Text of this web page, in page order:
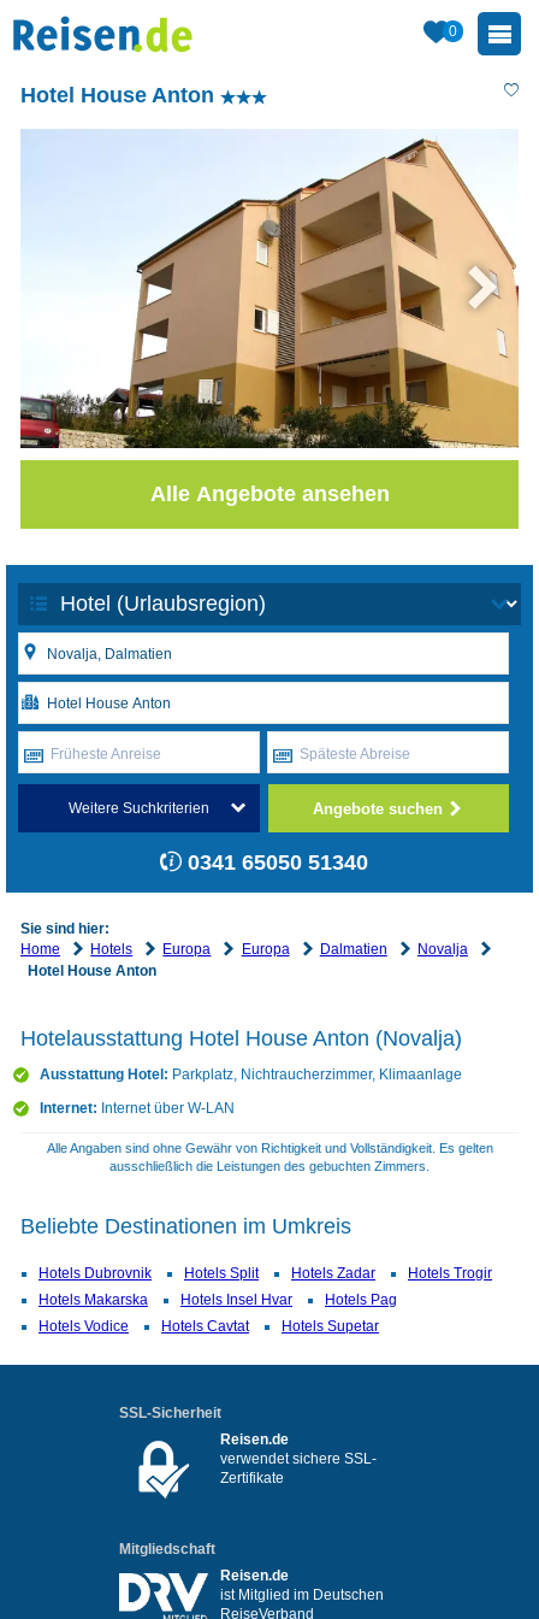
0
Hotel House Anton
Alle Angebote ansehen
Früheste Anreise Späteste Abreise
Weitere Suchkriterien Angebote suchen
0341 65050 51340
Sie sind hier:
Home
Hotels Europa Europa Dalmatien
Novalja
Hotel House Anton
Hotelausstattung Hotel House Anton (Novalja)
Ausstattung Hotel: Parkplatz, Nichtraucherzimmer, Klimaanlage
Internet: Internet über W-LAN
Alle Angaben sind ohne Gewähr von Richtigkeit und Vollständigkeit. Es gelten
ausschließlich die Leistungen des gebuchten Zimmers.
Beliebte Destinationen im Umkreis
Hotels Dubrovnik Hotels Split Hotels Zadar
Hotels Trogir
Hotels Makarska
Hotels Insel Hvar
Hotels Pag
Hotels Vodice
Hotels Cavtat Hotels Supetar
SSL-Sicherheit
Reisen.de
verwendet sichere SSL-
Zertifikate
Mitgliedschaft
Reisen.de
ist Mitglied im Deutschen
ReiseVerband